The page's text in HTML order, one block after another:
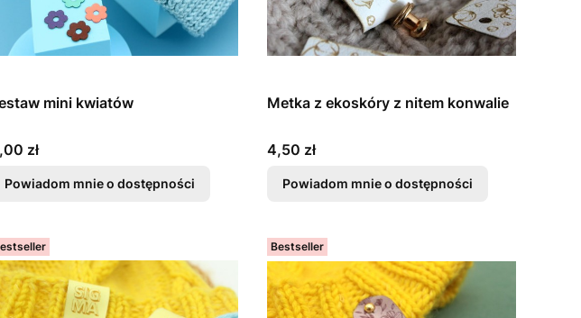
mini kwiatów
zł
Powiadom mnie o dostępności
Metka z ekoskóry z nitem konwalie
Cena
4,50 zł
Powiadom mnie o dostępności
Bestseller